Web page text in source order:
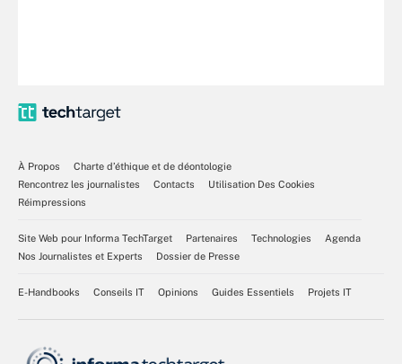
À Propos
Charte d’éthique et de déontologie
Rencontrez les journalistes
Contacts
Utilisation Des Cookies
Réimpressions
Site Web pour Informa TechTarget Partenaires Technologies
Agenda
Nos Journalistes et Experts
Dossier de Presse
E-Handbooks Conseils IT Opinions Guides Essentiels Projets IT